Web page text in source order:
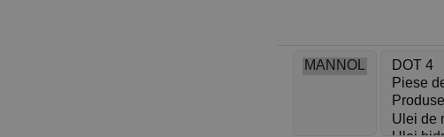
Protecție excelentă
Reducerea
Pornire rapidă la
Compatibilitate cu